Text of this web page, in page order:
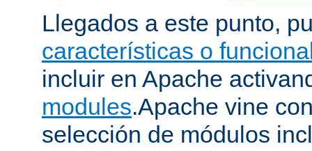
Llegados a este punto,
características o
incluir en Apache
modules.Apache vine
selección de módulos